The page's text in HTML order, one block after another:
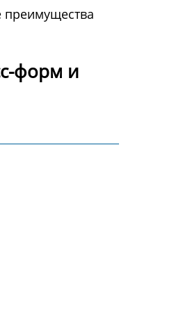
преимущества
форм и